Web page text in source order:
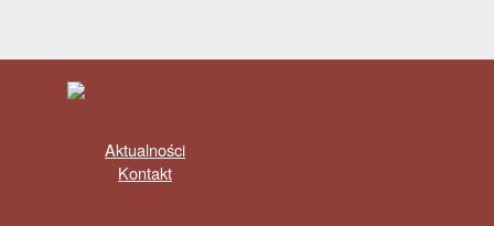
Aktualności
Kontakt